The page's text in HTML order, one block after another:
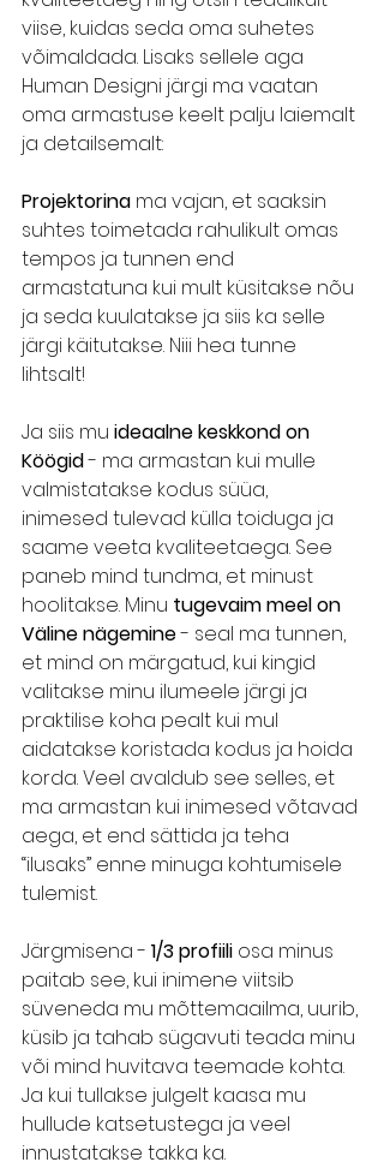
viise, kuidas seda oma suhetes
võimaldada. Lisaks sellele aga
Human Designi järgi ma vaatan
oma armastuse keelt palju laiemalt
ja detailsemalt:
Projektorina ma vajan, et saaksin
suhtes toimetada rahulikult omas
tempos ja tunnen end
armastatuna kui mult küsitakse nõu
ja seda kuulatakse ja siis ka selle
järgi käitutakse. Niii hea tunne
lihtsalt!
Ja siis mu ideaalne keskkond on
Köögid - ma armastan kui mulle
valmistatakse kodus süüa,
inimesed tulevad külla toiduga ja
saame veeta kvaliteetaega. See
paneb mind tundma, et minust
hoolitakse. Minu tugevaim meel on
Väline nägemine - seal ma tunnen,
et mind on märgatud, kui kingid
valitakse minu ilumeele järgi ja
praktilise koha pealt kui mul
aidatakse koristada kodus ja hoida
korda. Veel avaldub see selles, et
ma armastan kui inimesed võtavad
aega, et end sättida ja teha
“ilusaks” enne minuga kohtumisele
tulemist.
Järgmisena - 1/3 profiili osa minus
paitab see, kui inimene viitsib
süveneda mu mõttemaailma, uurib,
küsib ja tahab sügavuti teada minu
või mind huvitava teemade kohta.
Ja kui tullakse julgelt kaasa mu
hullude katsetustega ja veel
innustatakse takka ka.